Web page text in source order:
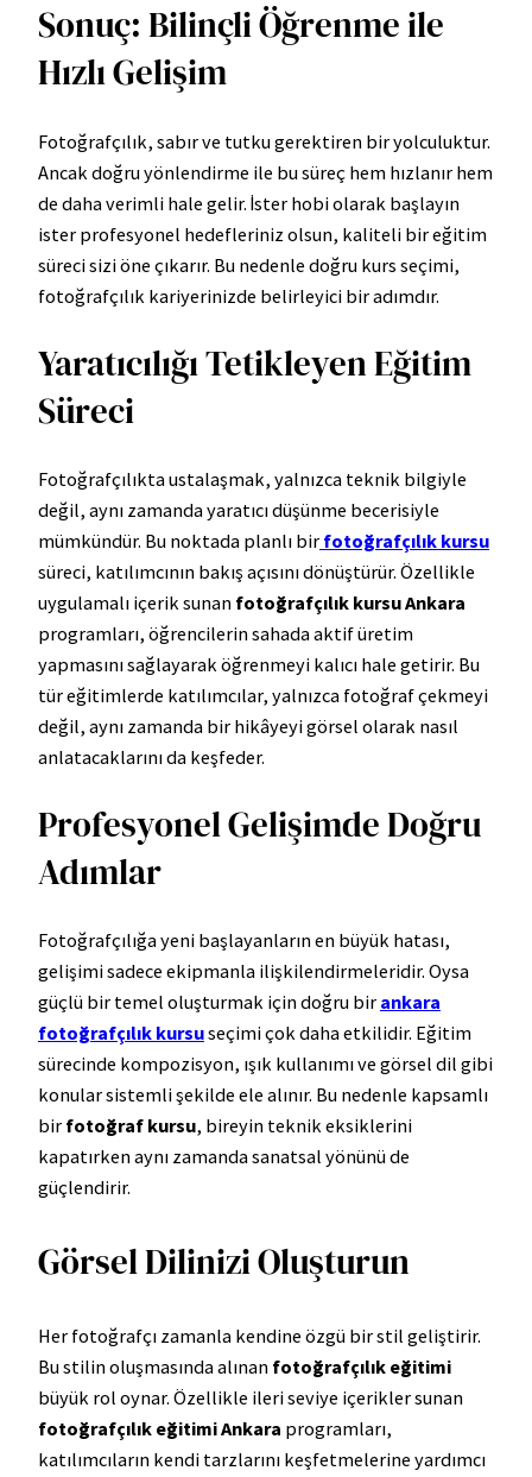
Sonuç: Bilinçli Öğrenme ile
Hızlı Gelişim
Fotoğrafçılık, sabır ve tutku gerektiren bir yolculuktur.
Ancak doğru yönlendirme ile bu süreç hem hızlanır hem
de daha verimli hale gelir. İster hobi olarak başlayın
ister profesyonel hedefleriniz olsun, kaliteli bir eğitim
süreci sizi öne çıkarır. Bu nedenle doğru kurs seçimi,
fotoğrafçılık kariyerinizde belirleyici bir adımdır.
Yaratıcılığı Tetikleyen Eğitim
Süreci
Fotoğrafçılıkta ustalaşmak, yalnızca teknik bilgiyle
değil, aynı zamanda yaratıcı düşünme becerisiyle
mümkündür. Bu noktada planlı bir fotoğrafçılık kursu
süreci, katılımcının bakış açısını dönüştürür. Özellikle
uygulamalı içerik sunan fotoğrafçılık kursu Ankara
programları, öğrencilerin sahada aktif üretim
yapmasını sağlayarak öğrenmeyi kalıcı hale getirir. Bu
tür eğitimlerde katılımcılar, yalnızca fotoğraf çekmeyi
değil, aynı zamanda bir hikâyeyi görsel olarak nasıl
anlatacaklarını da keşfeder.
Profesyonel Gelişimde Doğru
Adımlar
Fotoğrafçılığa yeni başlayanların en büyük hatası,
gelişimi sadece ekipmanla ilişkilendirmeleridir. Oysa
güçlü bir temel oluşturmak için doğru bir ankara
fotoğrafçılık kursuseçimi çok daha etkilidir. Eğitim
sürecinde kompozisyon, ışık kullanımı ve görsel dil gibi
konular sistemli şekilde ele alınır. Bu nedenle kapsamlı
bir fotoğraf kursu, bireyin teknik eksiklerini
kapatırken aynı zamanda sanatsal yönünü de
güçlendirir.
Görsel Dilinizi Oluşturun
Her fotoğrafçı zamanla kendine özgü bir stil geliştirir.
Bu stilin oluşmasında alınan fotoğrafçılık eğitimi
büyük rol oynar. Özellikle ileri seviye içerikler sunan
fotoğrafçılık eğitimi Ankara programları,
katılımcıların kendi tarzlarını keşfetmelerine yardımcı